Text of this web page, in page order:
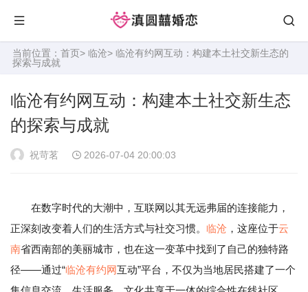
当前位置： 首页> 临沧> 临沧有约网互动：构建本土社交新生态的
探索与成就
临沧有约网互动：构建本土社交新生态
的探索与成就
祝苛茗 2026-07-04 20:00:03
在数字时代的大潮中，互联网以其无远弗届的连接能力，
正深刻改变着人们的生活方式与社交习惯。 临沧 ，这座位于云
南省西南部的美丽城市，也在这一变革中找到了自己的独特路
径——通过“临沧有约网互动”平台，不仅为当地居民搭建了一个